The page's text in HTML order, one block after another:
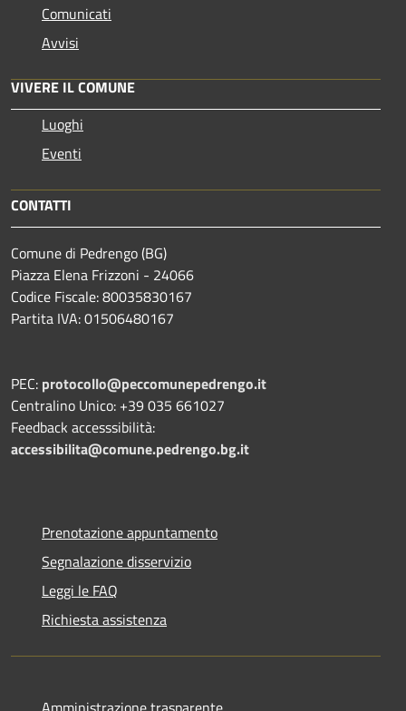
Comunicati
Avvisi
VIVERE IL COMUNE
Luoghi
Eventi
CONTATTI
Comune di Pedrengo (BG)
Piazza Elena Frizzoni - 24066
Codice Fiscale: 80035830167
Partita IVA: 01506480167
PEC: protocollo@peccomunepedrengo.it
Centralino Unico: +39 035 661027
Feedback accesssibilità:
accessibilita@comune.pedrengo.bg.it
Prenotazione appuntamento
Segnalazione disservizio
Leggi le FAQ
Richiesta assistenza